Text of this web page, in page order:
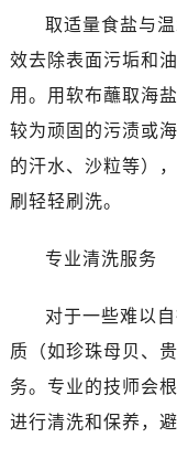
取适量食盐与
效去除表面污垢和
用。用软布蘸取海
较为顽固的污渍或
的汗水、沙粒等）
刷轻轻刷洗。
专业清洗服务
对于一些难以
质（如珍珠母贝、
务。专业的技师会
进行清洗和保养，